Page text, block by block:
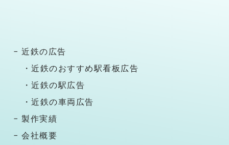
− 近鉄の広告
・近鉄のおすすめ駅看板広告
・近鉄の駅広告
・近鉄の車両広告
− 製作実績
− 会社概要